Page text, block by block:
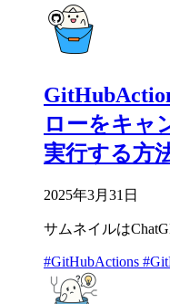
ローをキャ
実行する方
2025年3月31日
サムネイルは
#GitHubActions